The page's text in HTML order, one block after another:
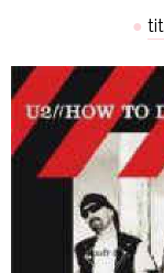
2. A Man And A
3. Crumbs From
4. One Step
5. Original Of
6. Yahweh 4:22
●